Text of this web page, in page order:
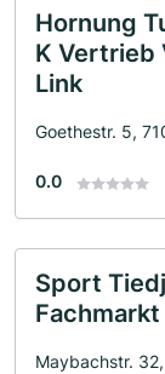
Hornung
K Vertrieb
Link
Goethestr. 5,
0.0
Sport
Maybachstr.